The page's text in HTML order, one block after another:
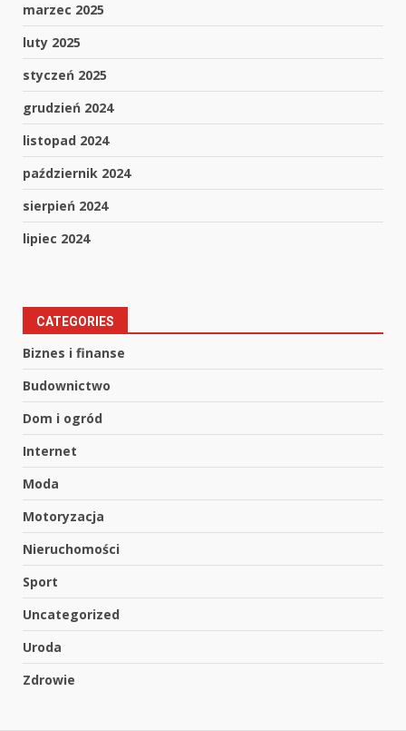
marzec 2025
luty 2025
styczeń 2025
grudzień 2024
listopad 2024
październik 2024
sierpień 2024
lipiec 2024
CATEGORIES
Biznes i finanse
Budownictwo
Dom i ogród
Internet
Moda
Motoryzacja
Nieruchomości
Sport
Uncategorized
Uroda
Zdrowie